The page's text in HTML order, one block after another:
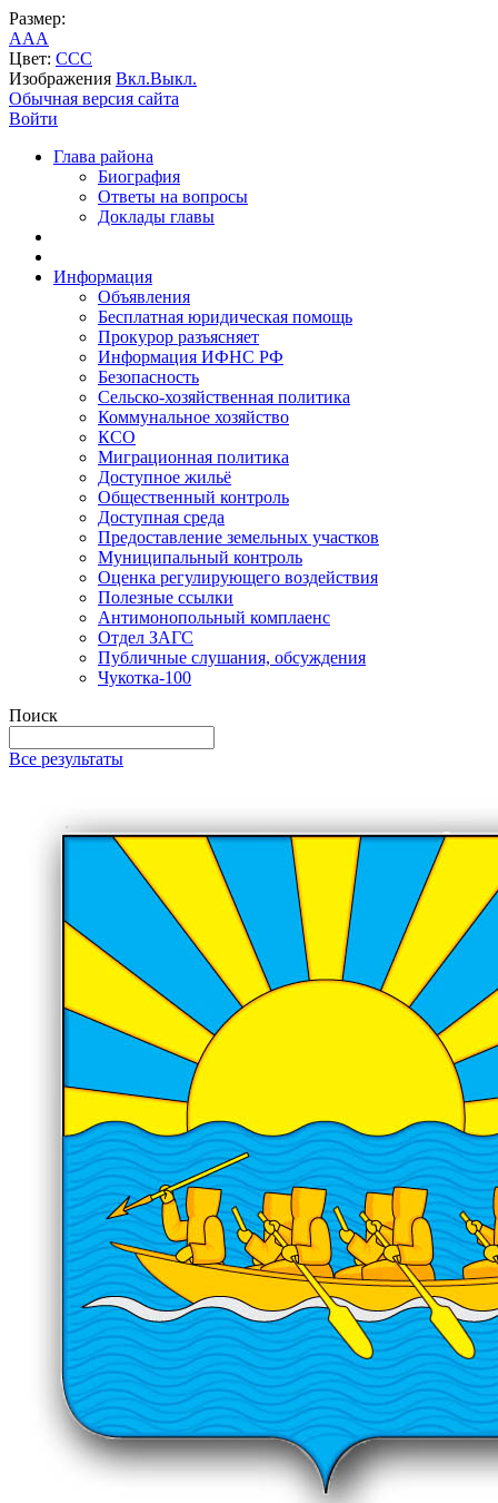
Размер:
AAA
Цвет: CCC
Изображения Вкл.Выкл.
Обычная версия сайта
Войти
Глава района
Биография
Ответы на вопросы
Доклады главы
Информация
Объявления
Бесплатная юридическая помощь
Прокурор разъясняет
Информация ИФНС РФ
Безопасность
Сельско-хозяйственная политика
Коммунальное хозяйство
КСО
Миграционная политика
Доступное жильё
Общественный контроль
Доступная среда
Предоставление земельных участков
Муниципальный контроль
Оценка регулирующего воздействия
Полезные ссылки
Антимонопольный комплаенс
Отдел ЗАГС
Публичные слушания, обсуждения
Чукотка-100
Поиск
Все результаты